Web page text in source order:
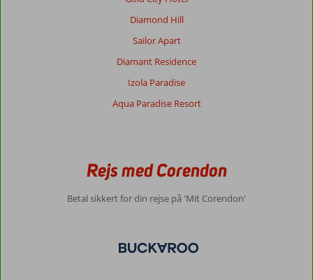
Diamond Hill
Sailor Apart
Diamant Residence
Izola Paradise
Aqua Paradise Resort
Rejs med Corendon
Betal sikkert for din rejse på 'Mit Corendon'